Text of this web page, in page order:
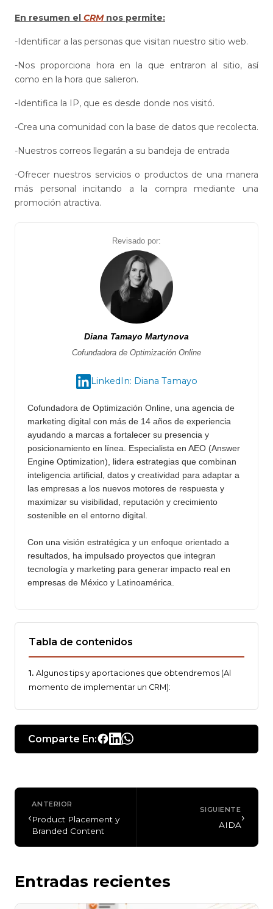
En resumen el CRMnos permite:
-Identificar a las personas que visitan nuestro sitio web.
-Nos proporciona hora en la que entraron al sitio, así
como en la hora que salieron.
-Identifica la IP, que es desde donde nos visitó.
-Crea una comunidad con la base de datos que recolecta.
-Nuestros correos llegarán a su bandeja de entrada
-Ofrecer nuestros servicios o productos de una manera
más personal incitando a la compra mediante una
promoción atractiva.
Revisado por:
Diana Tamayo Martynova
Cofundadora de Optimización Online
LinkedIn: Diana Tamayo
Cofundadora de Optimización Online, una agencia de
marketing digital con más de 14 años de experiencia
ayudando a marcas a fortalecer su presencia y
posicionamiento en línea. Especialista en AEO (Answer
Engine Optimization), lidera estrategias que combinan
inteligencia artificial, datos y creatividad para adaptar a
las empresas a los nuevos motores de respuesta y
maximizar su visibilidad, reputación y crecimiento
sostenible en el entorno digital.
Con una visión estratégica y un enfoque orientado a
resultados, ha impulsado proyectos que integran
tecnología y marketing para generar impacto real en
empresas de México y Latinoamérica.
Tabla de contenidos
Algunos tips y aportaciones que obtendremos (Al
momento de implementar un CRM):
Comparte En:
‹
ANTERIOR
Product Placement y
Branded Content
SIGUIENTE
AIDA
›
Entradas recientes